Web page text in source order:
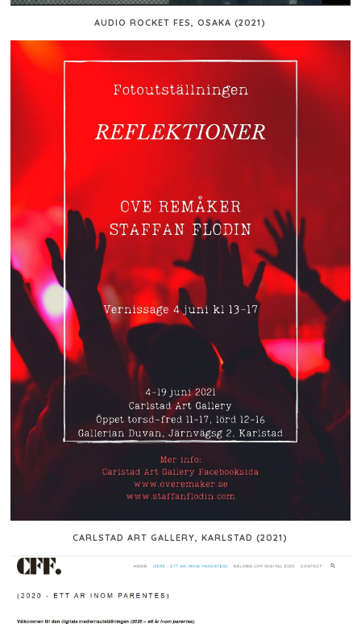
AUDIO ROCKET FES, OSAKA (2021)
CARLSTAD ART GALLERY, KARLSTAD (2021)